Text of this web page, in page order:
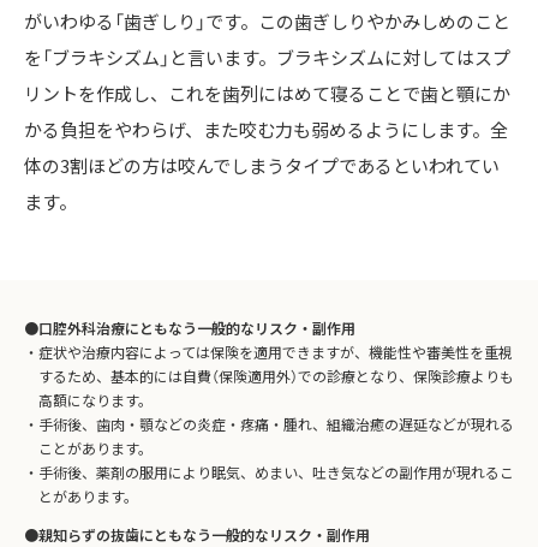
がいわゆる「歯ぎしり」です。この歯ぎしりやかみしめのこと
を「ブラキシズム」と言います。ブラキシズムに対してはスプ
リントを作成し、これを歯列にはめて寝ることで歯と顎にか
かる負担をやわらげ、また咬む力も弱めるようにします。全
体の3割ほどの方は咬んでしまうタイプであるといわれてい
ます。
口腔外科治療にともなう一般的なリスク・副作用
症状や治療内容によっては保険を適用できますが、機能性や審美性を重視
するため、基本的には自費（保険適用外）での診療となり、保険診療よりも
高額になります。
手術後、歯肉・顎などの炎症・疼痛・腫れ、組織治癒の遅延などが現れる
ことがあります。
手術後、薬剤の服用により眠気、めまい、吐き気などの副作用が現れるこ
とがあります。
親知らずの抜歯にともなう一般的なリスク・副作用